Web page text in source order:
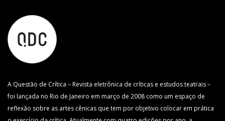
A Questão de Crítica – Revista eletrônica de críticas e estudos teatrais –
foi lançada no Rio de Janeiro em março de 2008 como um espaço de
reflexão sobre as artes cênicas que tem por objetivo colocar em prática